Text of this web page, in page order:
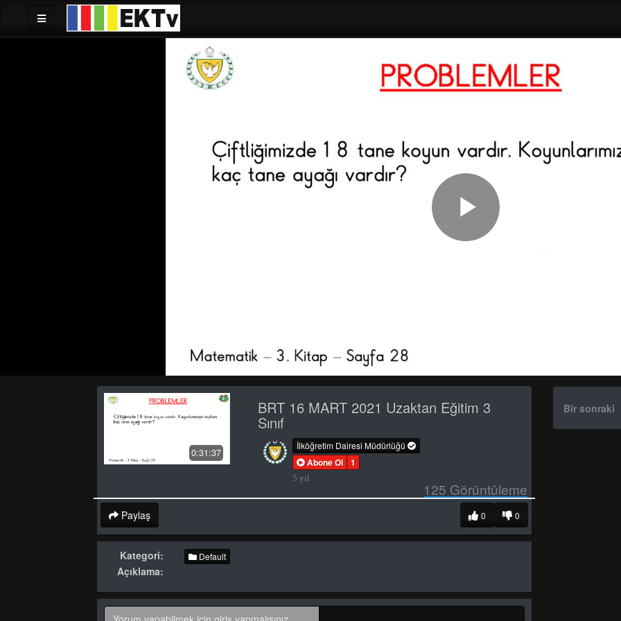
Play
0:31:37
BRT 16 MART 2021 Uzaktan Eğitim 3
Sınıf
İlköğretim Dairesi Müdürlüğü
Abone Ol 1
5 yıl
125 Görüntüleme
Paylaş 0
0
Kategori: Default
Açıklama:
Bir sonraki